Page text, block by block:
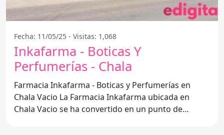
Fecha: 11/05/25 - Visitas: 1,068
Inkafarma - Boticas Y
Perfumerías - Chala
Farmacia Inkafarma - Boticas y Perfumerías en
Chala Vacio La Farmacia Inkafarma ubicada en
Chala Vacio se ha convertido en un punto de